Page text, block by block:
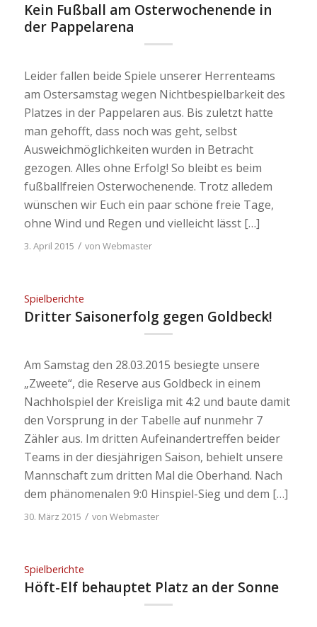
Kein Fußball am Osterwochenende in
der Pappelarena
Leider fallen beide Spiele unserer Herrenteams
am Ostersamstag wegen Nichtbespielbarkeit des
Platzes in der Pappelaren aus. Bis zuletzt hatte
man gehofft, dass noch was geht, selbst
Ausweichmöglichkeiten wurden in Betracht
gezogen. Alles ohne Erfolg! So bleibt es beim
fußballfreien Osterwochenende. Trotz alledem
wünschen wir Euch ein paar schöne freie Tage,
ohne Wind und Regen und vielleicht lässt […]
3. April 2015 / von Webmaster
Spielberichte
Dritter Saisonerfolg gegen Goldbeck!
Am Samstag den 28.03.2015 besiegte unsere
„Zweete“, die Reserve aus Goldbeck in einem
Nachholspiel der Kreisliga mit 4:2 und baute damit
den Vorsprung in der Tabelle auf nunmehr 7
Zähler aus. Im dritten Aufeinandertreffen beider
Teams in der diesjährigen Saison, behielt unsere
Mannschaft zum dritten Mal die Oberhand. Nach
dem phänomenalen 9:0 Hinspiel-Sieg und dem […]
30. März 2015 / von Webmaster
Spielberichte
Höft-Elf behauptet Platz an der Sonne